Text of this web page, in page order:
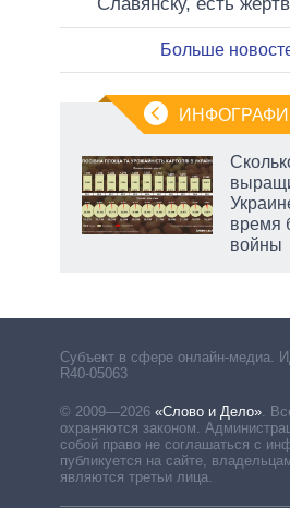
Больше
время
войны
Субъект в сфере онлайн-медиа.
R40-05063
© 2009—2026 «Слово и Дело»
охраняются законом.
собой право не соглашаться с
публикуется на сайте,
являются третьи лица.